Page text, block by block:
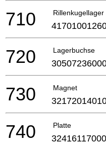
Rillenkugellager
710
Lagerbuchse
720
Magnet
730
Platte
740 32416117000